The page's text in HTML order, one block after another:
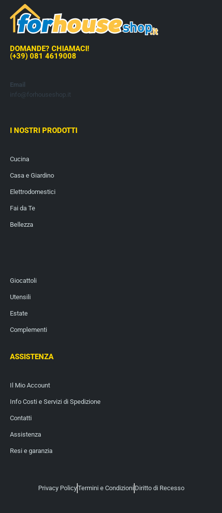
DOMANDE? CHIAMACI!
(+39) 081 4619008
Email
info@forhouseshop.it
I NOSTRI PRODOTTI
Cucina
Casa e Giardino
Elettrodomestici
Fai da Te
Bellezza
Giocattoli
Utensili
Estate
Complementi
ASSISTENZA
Il Mio Account
Info Costi e Servizi di Spedizione
Contatti
Assistenza
Resi e garanzia
Privacy PolicyTermini e Condizioni Diritto di Recesso